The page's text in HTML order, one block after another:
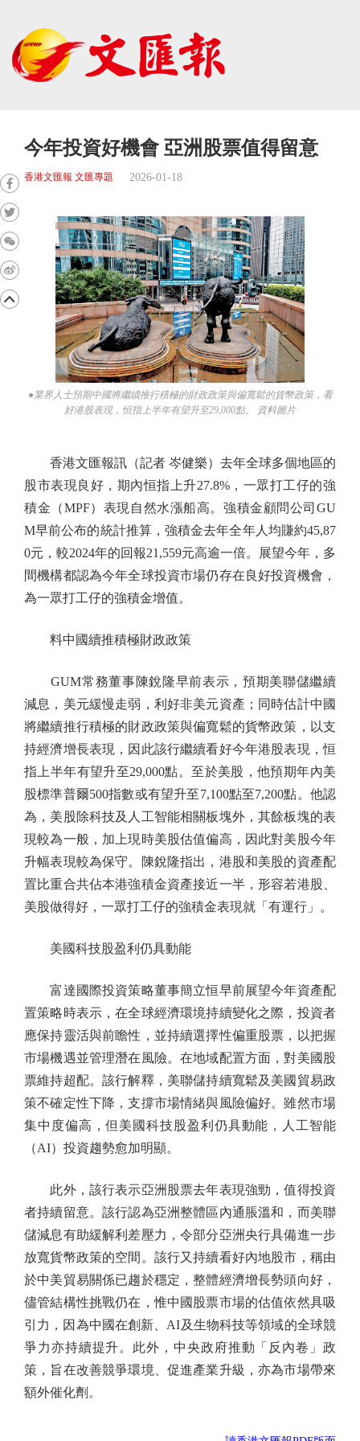
今年投資好機會 亞洲股票值得留意
香港文匯報 文匯專題 2026-01-18
●業界人士預期中國將繼續推行積極的財政政策與偏寬鬆的貨幣政策，看
好港股表現，恒指上半年有望升至29,000點。 資料圖片
香港文匯報訊（記者 岑健樂）去年全球多個地區的
股市表現良好，期內恒指上升27.8%，一眾打工仔的強
積金（MPF）表現自然水漲船高。強積金顧問公司GU
M早前公布的統計推算，強積金去年全年人均賺約45,87
0元，較2024年的回報21,559元高逾一倍。展望今年，多
間機構都認為今年全球投資市場仍存在良好投資機會，
為一眾打工仔的強積金增值。
料中國續推積極財政政策
GUM常務董事陳銳隆早前表示，預期美聯儲繼續
減息，美元緩慢走弱，利好非美元資產；同時估計中國
將繼續推行積極的財政政策與偏寬鬆的貨幣政策，以支
持經濟增長表現，因此該行繼續看好今年港股表現，恒
指上半年有望升至29,000點。至於美股，他預期年內美
股標準普爾500指數或有望升至7,100點至7,200點。他認
為，美股除科技及人工智能相關板塊外，其餘板塊的表
現較為一般，加上現時美股估值偏高，因此對美股今年
升幅表現較為保守。陳銳隆指出，港股和美股的資產配
置比重合共佔本港強積金資產接近一半，形容若港股、
美股做得好，一眾打工仔的強積金表現就「有運行」。
美國科技股盈利仍具動能
富達國際投資策略董事簡立恒早前展望今年資產配
置策略時表示，在全球經濟環境持續變化之際，投資者
應保持靈活與前瞻性，並持續選擇性偏重股票，以把握
市場機遇並管理潛在風險。在地域配置方面，對美國股
票維持超配。該行解釋，美聯儲持續寬鬆及美國貿易政
策不確定性下降，支撐市場情緒與風險偏好。雖然市場
集中度偏高，但美國科技股盈利仍具動能，人工智能
（AI）投資趨勢愈加明顯。
此外，該行表示亞洲股票去年表現強勁，值得投資
者持續留意。該行認為亞洲整體區內通脹溫和，而美聯
儲減息有助緩解利差壓力，令部分亞洲央行具備進一步
放寬貨幣政策的空間。該行又持續看好內地股市，稱由
於中美貿易關係已趨於穩定，整體經濟增長勢頭向好，
儘管結構性挑戰仍在，惟中國股票市場的估值依然具吸
引力，因為中國在創新、AI及生物科技等領域的全球競
爭力亦持續提升。此外，中央政府推動「反內卷」政
策，旨在改善競爭環境、促進產業升級，亦為市場帶來
額外催化劑。